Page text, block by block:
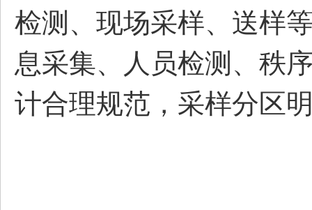
检测、现场采样、送样
息采集、人员检测、秩
计合理规范，采样分区